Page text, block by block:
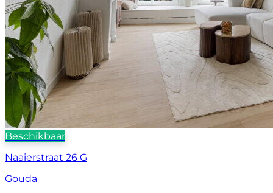
Beschikbaar
Naaierstraat 26 G
Gouda